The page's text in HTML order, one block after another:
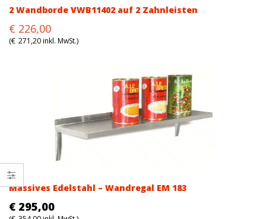
2 Wandborde VWB11402 auf 2 Zahnleisten
Original
price
€ 226,00
price
(€ 271,20inkl. MwSt.)
Massives Edelstahl – Wandregal EM 183
€ 295,00